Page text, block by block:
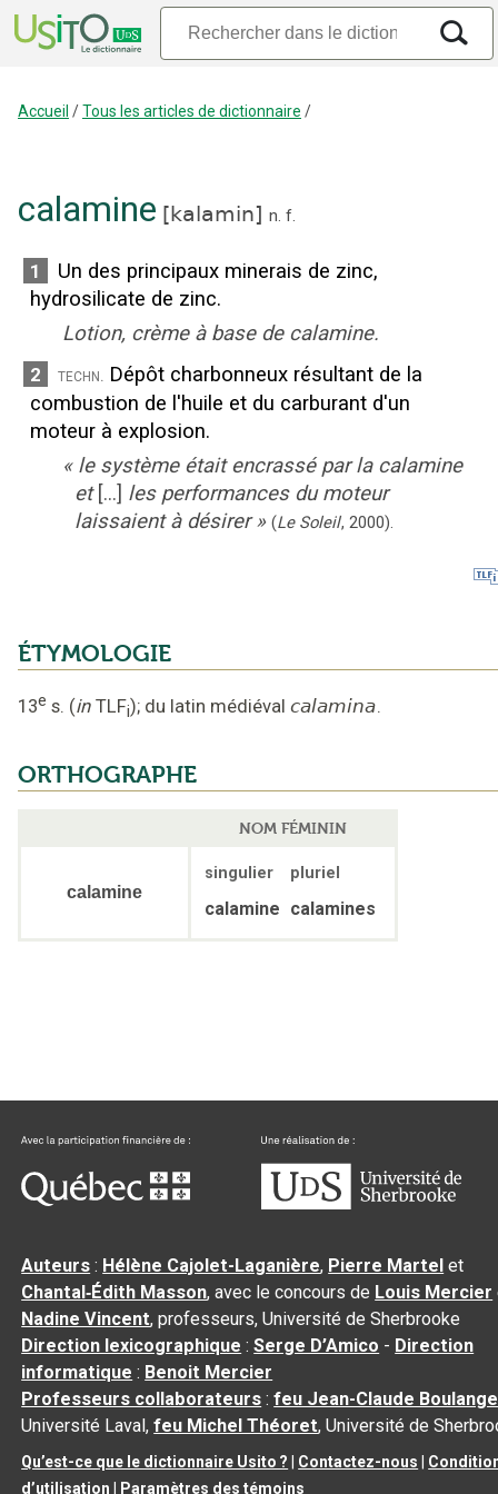
Accueil /Tous les articles de dictionnaire /
calamine [kalamin] n. f.
1
Un des principaux minerais de zinc,
hydrosilicate de zinc.
Lotion, crème à base de calamine.
2 techn. Dépôt charbonneux résultant de la
combustion de l'huile et du carburant d'un
moteur à explosion.
« le système était encrassé par la calamine
et [...] les performances du moteur
laissaient à désirer » (Le Soleil, 2000).
ÉTYMOLOGIE
13e s. (in TLFi); du latin médiéval calamina.
ORTHOGRAPHE
NOM FÉMININ
calamine
singulier pluriel
calamine calamines
Auteurs : Hélène Cajolet-Laganière, Pierre Martel et
Chantal‑Édith Masson, avec le concours de Louis Mercier
Nadine Vincent, professeurs, Université de Sherbrooke
Direction lexicographique :Serge D’Amico - Direction
informatique : Benoit Mercier
Professeurs collaborateurs :feu Jean-Claude
Université Laval,feu Michel Théoret, Université de
Qu’est-ce que le dictionnaire Usito ? | Contactez-nous |
d’utilisation | Paramètres des témoins